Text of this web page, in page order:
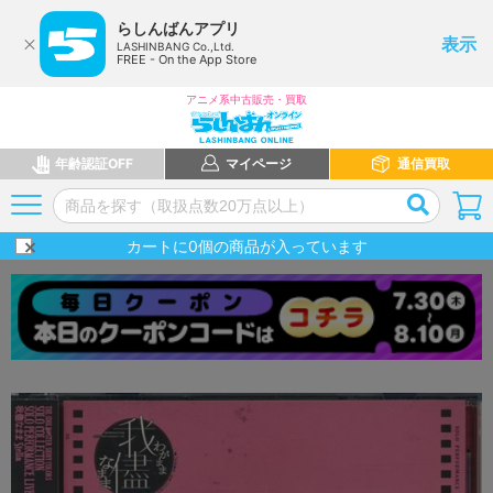
らしんばんアプリ
LASHINBANG Co.,Ltd.
FREE - On the App Store
表示
アニメ系中古販売・買取
年齢認証OFF マイページ 通信買取
カートに0個の商品が入っています